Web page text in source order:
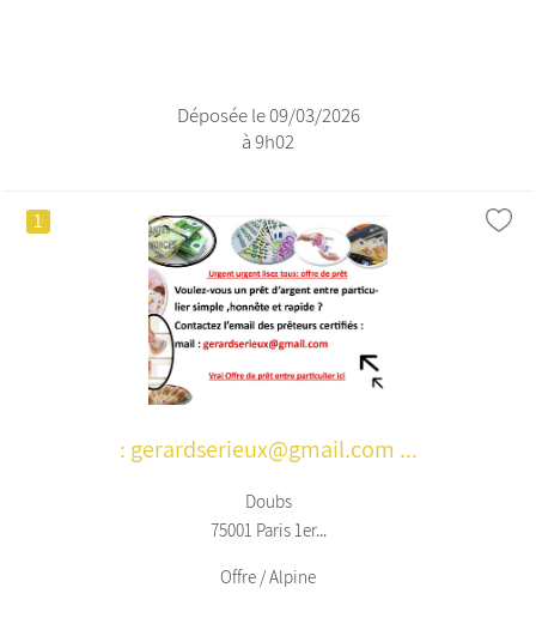
Déposée le 09/03/2026
à 9h02
1
: gerardserieux@gmail.com ...
Doubs
75001 Paris 1er...
Offre / Alpine